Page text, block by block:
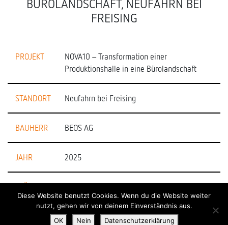
BÜROLANDSCHAFT, NEUFAHRN BEI
FREISING
PROJEKT
NOVA10 – Transformation einer
Produktionshalle in eine Bürolandschaft
STANDORT Neufahrn bei Freising
BAUHERR BEOS AG
JAHR 2025
FOTOGRAFIE Michael Heinrich
Diese Website benutzt Cookies. Wenn du die Website weiter
nutzt, gehen wir von deinem Einverständnis aus.
OK
Nein Datenschutzerklärung